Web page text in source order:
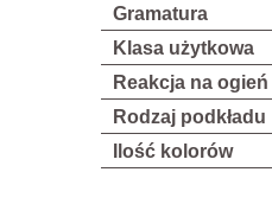
Gramatura
Klasa użytkowa
Reakcja na ogień
Rodzaj podkładu
Ilość kolorów